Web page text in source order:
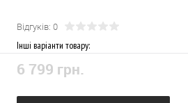
Відгуків: 0
Інші варіанти товару:
6 799 грн.